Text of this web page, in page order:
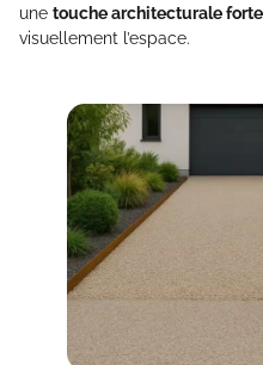
une touche architecturale forte
visuellement l’espace.